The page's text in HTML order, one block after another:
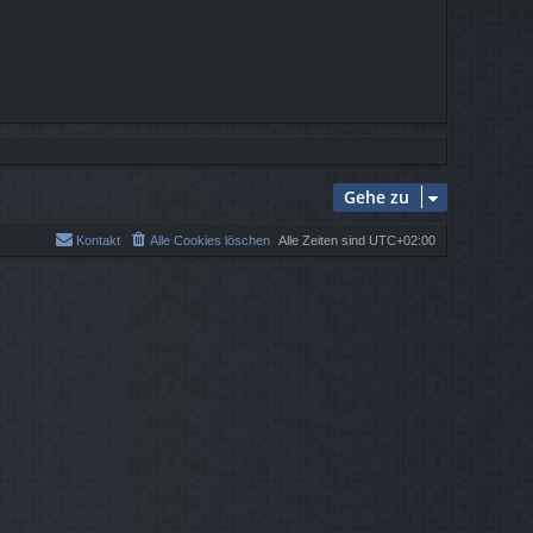
Gehe zu
Alle Zeiten sind UTC+02:00
Alle Cookies löschen
Kontakt